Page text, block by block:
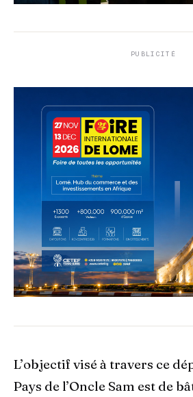
PUBLICITÉ
L’objectif visé à travers ce
Pays de l’Oncle Sam est de